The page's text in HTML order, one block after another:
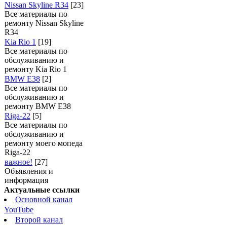
Nissan Skyline R34 [23]
Все материалы по
ремонту Nissan Skyline
R34
Kia Rio 1 [19]
Все материалы по
обслуживанию и
ремонту Kia Rio 1
BMW E38 [2]
Все материалы по
обслуживанию и
ремонту BMW E38
Riga-22 [5]
Все материалы по
обслуживанию и
ремонту моего мопеда
Riga-22
важное! [27]
Объявления и
информация
Актуальные ссылки
Основной канал
YouTube
Второй канал